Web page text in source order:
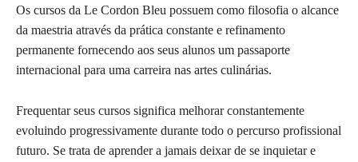
Os cursos da Le Cordon Bleu possuem como filosofia o alcance
da maestria através da prática constante e refinamento
permanente fornecendo aos seus alunos um passaporte
internacional para uma carreira nas artes culinárias.
Frequentar seus cursos significa melhorar constantemente
evoluindo progressivamente durante todo o percurso profissional
futuro. Se trata de aprender a jamais deixar de se inquietar e